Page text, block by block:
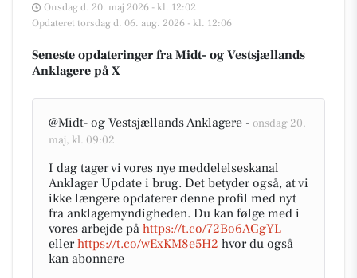
Onsdag d. 20. maj 2026 - kl. 12:02
Opdateret torsdag d. 06. aug. 2026 - kl. 12:06
Seneste opdateringer fra Midt- og Vestsjællands
Anklagere på X
@Midt- og Vestsjællands Anklagere - onsdag 20.
maj, kl. 09:02
I dag tager vi vores nye meddelelseskanal
Anklager Update i brug. Det betyder også, at vi
ikke længere opdaterer denne profil med nyt
fra anklagemyndigheden. Du kan følge med i
vores arbejde på https://t.co/72Bo6AGgYL
ellerhttps://t.co/wExKM8e5H2 hvor du også
kan abonnere